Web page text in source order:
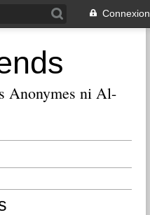
Connexion
Anonymes ni Al-